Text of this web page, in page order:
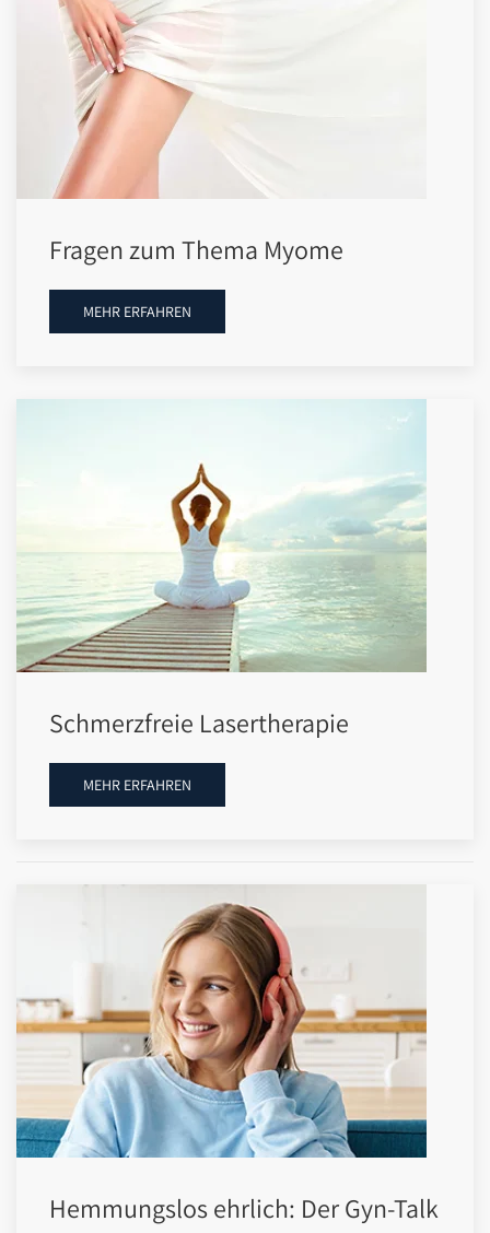
Fragen zum Thema Myome
MEHR ERFAHREN
Schmerzfreie Lasertherapie
MEHR ERFAHREN
Hemmungslos ehrlich: Der Gyn-Talk